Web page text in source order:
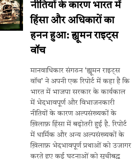
नीतियों के कारण भारत में
हिंसा और अधिकारों का
हनन हुआ: ह्यूमन राइट्स
वॉच
मानवाधिकार संगठन ‘ह्यूमन राइट्स
वॉच’ ने अपनी एक रिपोर्ट में कहा है कि
भारत में भाजपा सरकार के कार्यकाल
में भेदभावपूर्ण और विभाजनकारी
नीतियों के कारण अल्पसंख्यकों के
ख़िलाफ़ हिंसा में बढ़ोतरी हुई है. रिपोर्ट
में धार्मिक और अन्य अल्पसंख्यकों के
ख़िलाफ़ भेदभावपूर्ण प्रथाओं को उजागर
करते हुए कई घटनाओं को सूचीबद्ध